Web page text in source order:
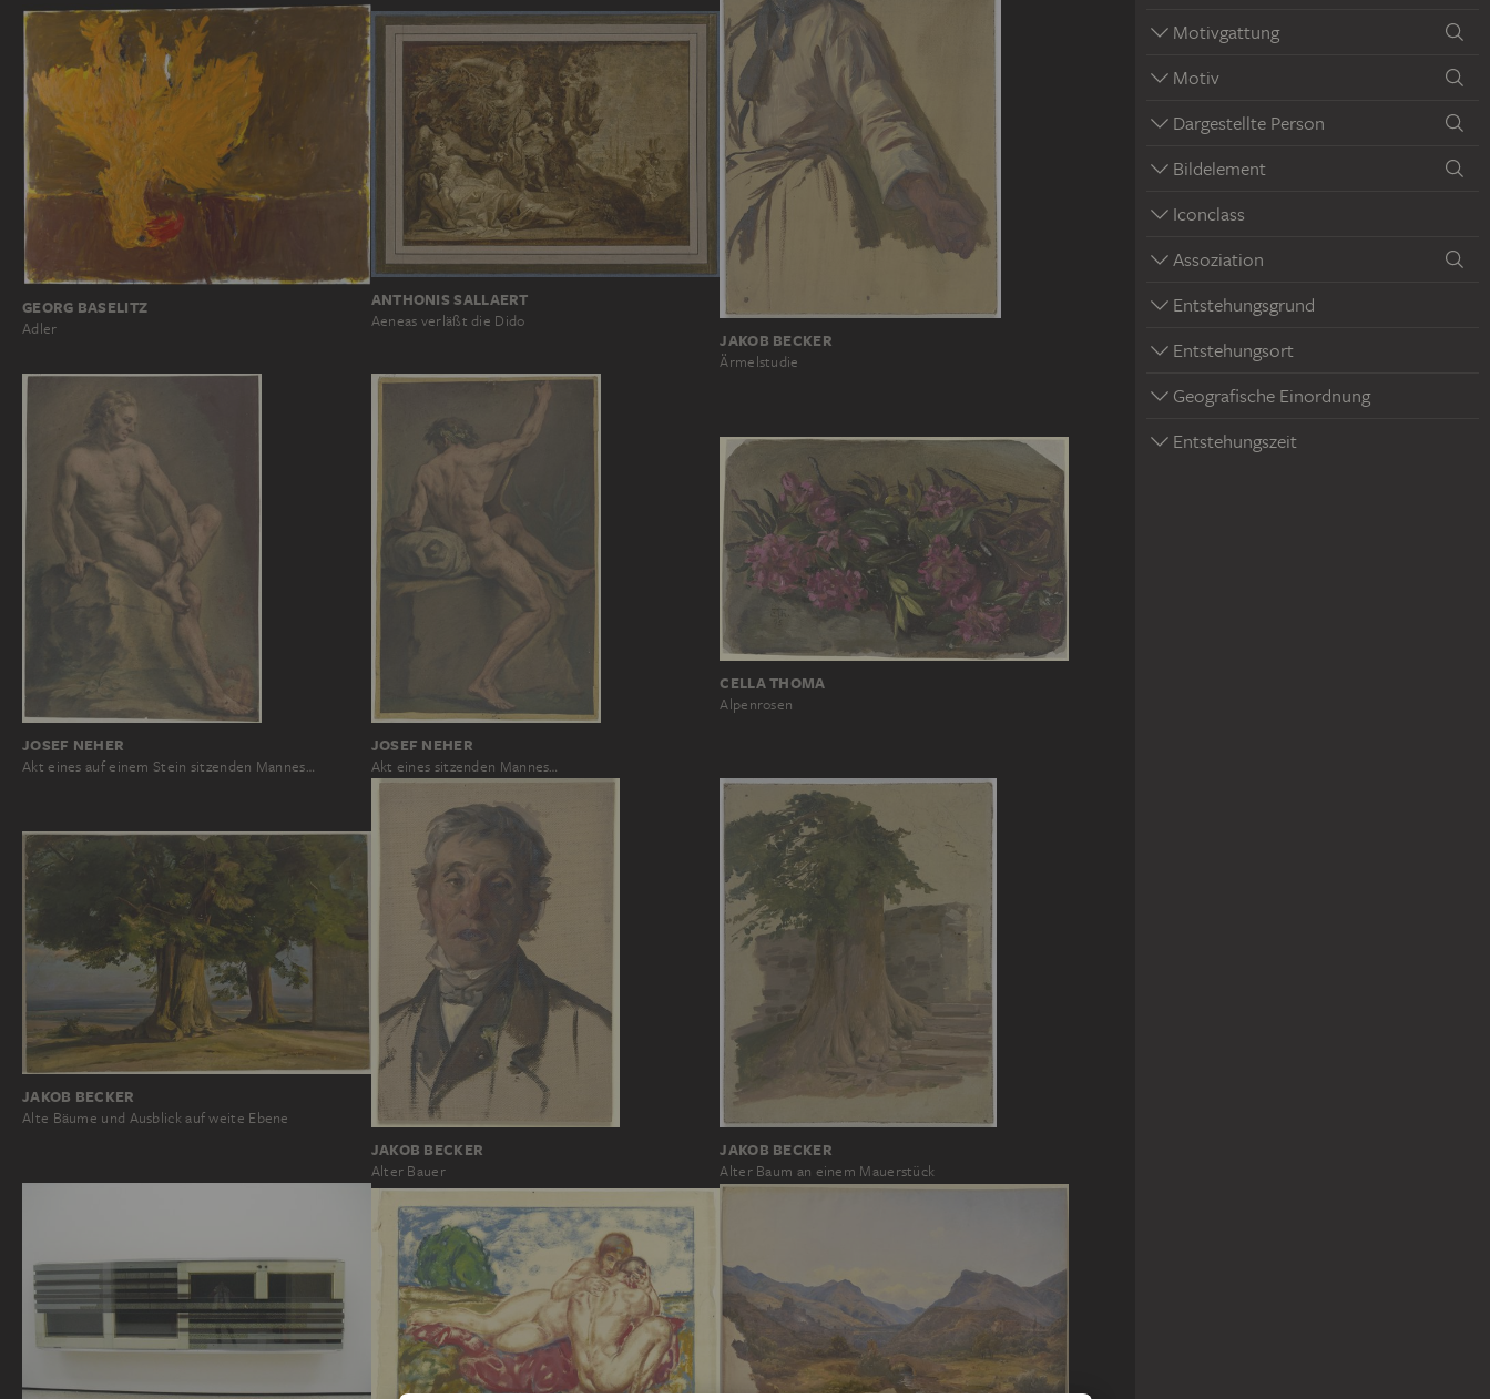
Motivgattung
Motiv
Dargestellte Person
Bildelement
Iconclass
Assoziation
Entstehungsgrund
Entstehungsort
Geografische Einordnung
Entstehungszeit
GEORG BASELITZ
Adler
ANTHONIS SALLAERT
Aeneas verläßt die Dido
JAKOB BECKER
Ärmelstudie
JOSEF NEHER
Akt eines auf einem Stein sitzenden Mannes…
JOSEF NEHER
Akt eines sitzenden Mannes…
CELLA THOMA
Alpenrosen
JAKOB BECKER
Alte Bäume und Ausblick auf weite Ebene
JAKOB BECKER
Alter Bauer
JAKOB BECKER
Alter Baum an einem Mauerstück